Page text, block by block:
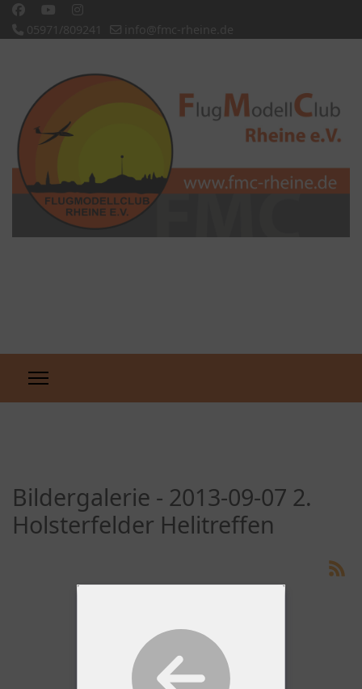
05971/809241 info@fmc-rheine.de
Bildergalerie - 2013-09-07 2.
Holsterfelder Helitreffen